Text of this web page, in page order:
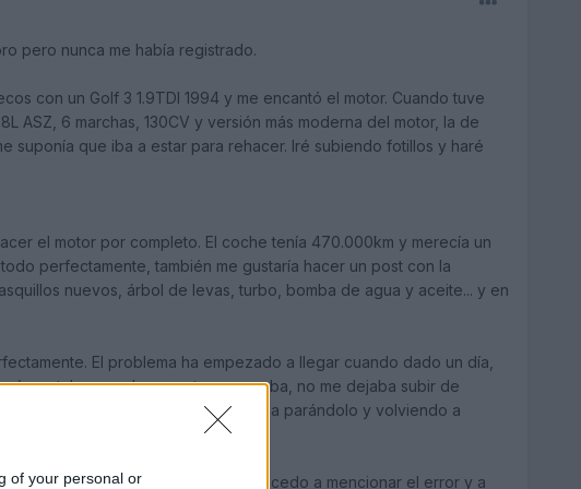
of your personal or
pero nunca me había registrado.
con un Golf 3 1.9TDI 1994 y me encantó el motor. Cuando tuve
6 marchas, 130CV y versión más moderna del motor, la de
suponía que iba a estar para rehacer. Iré subiendo fotillos y haré
el motor por completo. El coche tenía 470.000km y merecía un
perfectamente, también me gustaría hacer un post con la
nuevos, árbol de levas, turbo, bomba de agua y aceite... y en
El problema ha empezado a llegar cuando dado un día,
notaba que de repente se capaba, no me dejaba subir de
limitando. Al principio lo solventaba parándolo y volviendo a
salía del limp mode. Dicho esto, procedo a mencionar el error y a